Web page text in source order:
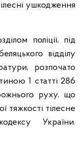
ушкодження
поліції, під
відділу
розпочато
1 статті 286
руху, що
тяжкості тілесне
України.